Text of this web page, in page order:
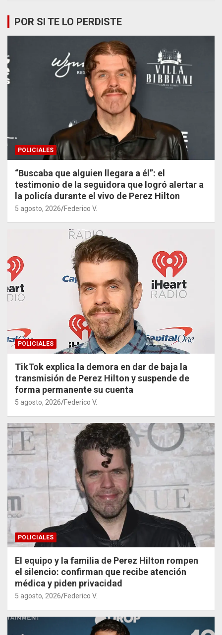
POR SI TE LO PERDISTE
POLICIALES
“Buscaba que alguien llegara a él”: el
testimonio de la seguidora que logró alertar a
la policía durante el vivo de Perez Hilton
5 agosto, 2026 Federico V.
POLICIALES
TikTok explica la demora en dar de baja la
transmisión de Perez Hilton y suspende de
forma permanente su cuenta
5 agosto, 2026 Federico V.
POLICIALES
El equipo y la familia de Perez Hilton rompen
el silencio: confirman que recibe atención
médica y piden privacidad
5 agosto, 2026 Federico V.